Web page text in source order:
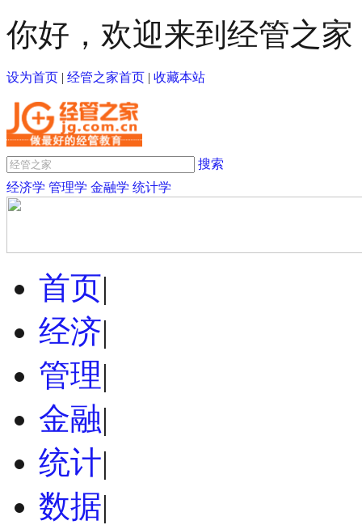
你好，欢迎来到经管之家
设为首页 | 经管之家首页 | 收藏本站
搜索
经济学 管理学 金融学 统计学
首页|
经济|
管理|
金融|
统计|
数据|